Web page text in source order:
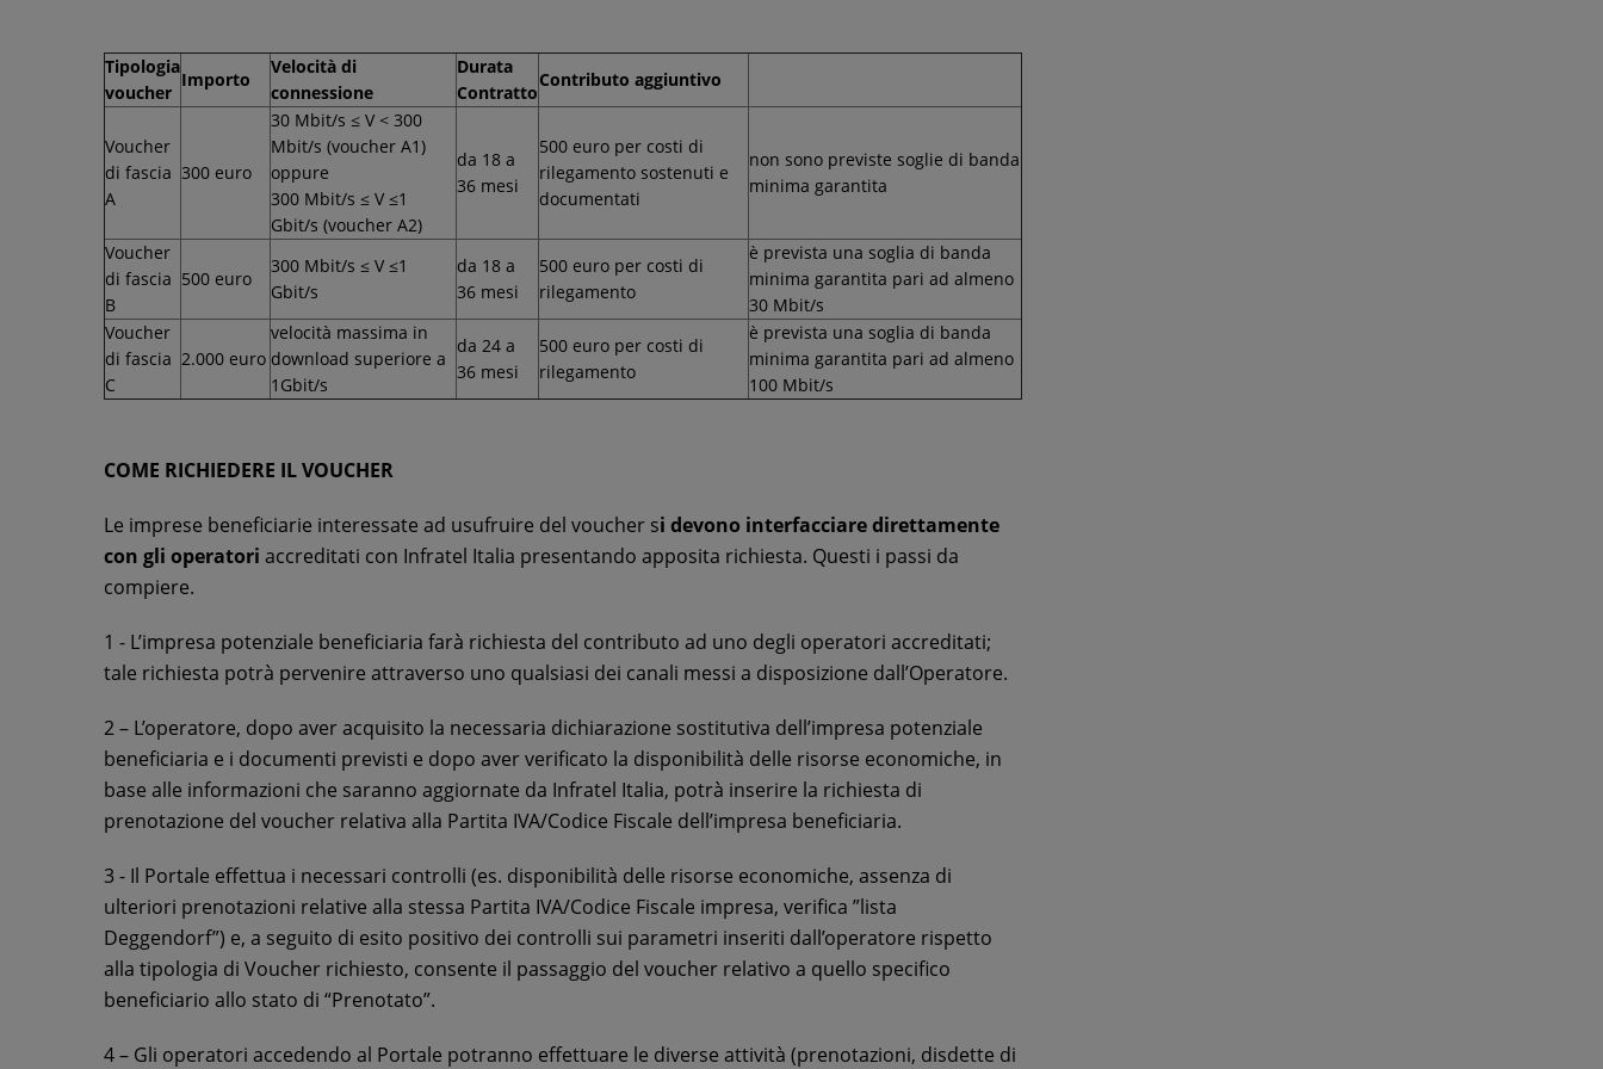
Tipologia
voucher
Importo
Velocità di
connessione
Durata
Contratto
Contributo aggiuntivo
Voucher
di fascia
A
300 euro
30 Mbit/s ≤ V < 300
Mbit/s (voucher A1)
oppure
300 Mbit/s ≤ V ≤1
Gbit/s (voucher A2)
da 18 a
36 mesi
500 euro per costi di
rilegamento sostenuti e
documentati
non sono previste soglie di banda
minima garantita
Voucher
di fascia
B
500 euro
300 Mbit/s ≤ V ≤1
Gbit/s
da 18 a
36 mesi
500 euro per costi di
rilegamento
è prevista una soglia di banda
minima garantita pari ad almeno
30 Mbit/s
Voucher
di fascia
C
2.000 euro
velocità massima in
download superiore a
1Gbit/s
da 24 a
36 mesi
500 euro per costi di
rilegamento
è prevista una soglia di banda
minima garantita pari ad almeno
100 Mbit/s
COME RICHIEDERE IL VOUCHER
Le imprese beneficiarie interessate ad usufruire del voucher si devono interfacciare direttamente
con gli operatori accreditati con Infratel Italia presentando apposita richiesta. Questi i passi da
compiere.
1 - L’impresa potenziale beneficiaria farà richiesta del contributo ad uno degli operatori accreditati;
tale richiesta potrà pervenire attraverso uno qualsiasi dei canali messi a disposizione dall’Operatore.
2 – L’operatore, dopo aver acquisito la necessaria dichiarazione sostitutiva dell’impresa potenziale
beneficiaria e i documenti previsti e dopo aver verificato la disponibilità delle risorse economiche, in
base alle informazioni che saranno aggiornate da Infratel Italia, potrà inserire la richiesta di
prenotazione del voucher relativa alla Partita IVA/Codice Fiscale dell’impresa beneficiaria.
3 - Il Portale effettua i necessari controlli (es. disponibilità delle risorse economiche, assenza di
ulteriori prenotazioni relative alla stessa Partita IVA/Codice Fiscale impresa, verifica ”lista
Deggendorf”) e, a seguito di esito positivo dei controlli sui parametri inseriti dall’operatore rispetto
alla tipologia di Voucher richiesto, consente il passaggio del voucher relativo a quello specifico
beneficiario allo stato di “Prenotato”.
4 – Gli operatori accedendo al Portale potranno effettuare le diverse attività (prenotazioni, disdette di